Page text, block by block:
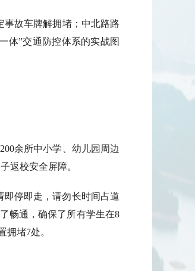
事故车牌解拥堵；中北路路
体”交通防控体系的实战图
余所中小学、幼儿园周边
返校安全屏障。
即停即走，请勿长时间占道
畅通，确保了所有学生在8
堵7处。